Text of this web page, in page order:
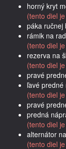
horný kryt
(tento diel
páka ručnej
rámik na
(tento diel
rezerva na
(tento diel
pravé
ľavé
(tento diel
pravé
predná
(tento diel
alternátor
(tento diel